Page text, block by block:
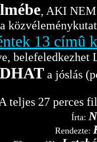
, AKI
13 címû
belefeledkezhet
a jóslás
A teljes 27 perces
Írta:
Rendezte: